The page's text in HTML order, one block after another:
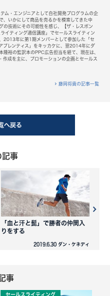
ム・エンジニアとして自社開発プログラムの企
、いかにして商品を売るかを模索してきた中
の技術にその可能性を感じ、【ザ・レスポン
イティング通信講座」でセールスライティン
2013年に第1期メンバーとして参加した「セ
プレンティス」をキッカケに、翌2014年にダ
隆裕の監訳本のPPC広告担当を経て、現在は、
作成を主に、プロモーションの企画とセールス
藤岡将貴の記事一覧
へ戻る
記事
「血と汗と髭」で勝者の仲間入
りをする
2019.6.30 ダン・ケネディ
事
セールスライティング